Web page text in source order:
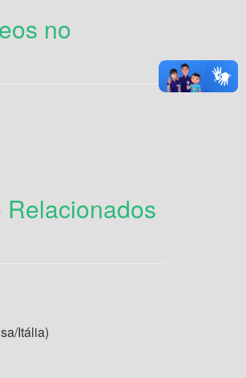
no
Itália)